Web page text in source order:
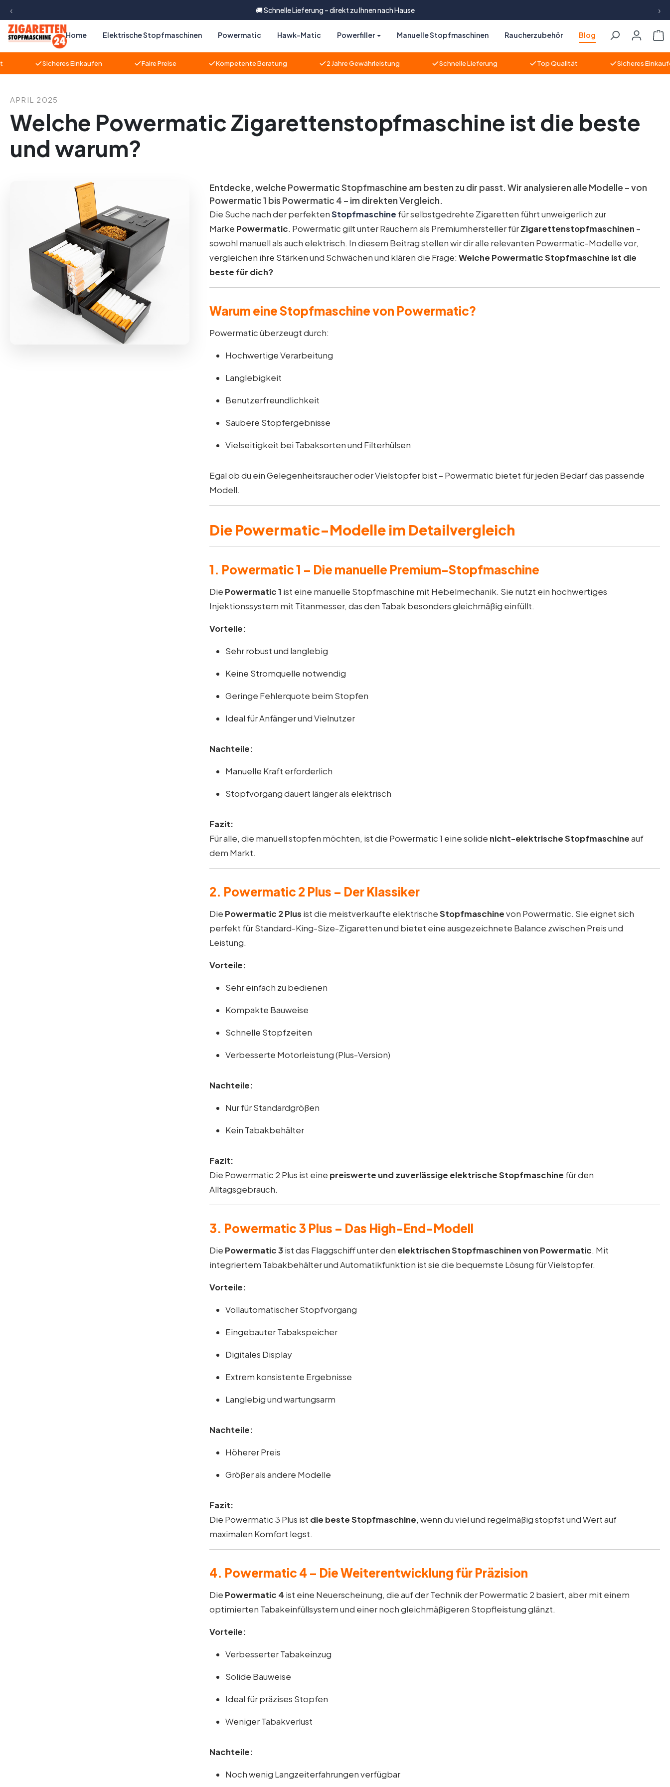
Hauptinhalt springen
Zur Suche springen
Zur Hauptnavigation springen
‹ 🚚 Schnelle Lieferung – direkt zu Ihnen nach Hause ›
Home Elektrische Stopfmaschinen Powermatic Hawk-Matic Powerfiller Manuelle Stopfmaschinen Raucherzubehör Blog
Sicheres Einkaufen Faire Preise Kompetente Beratung 2 Jahre Gewährleistung Schnelle Lieferung Top Qualität Sicheres Einkaufen
APRIL 2025
Welche Powermatic Zigarettenstopfmaschine ist die beste
und warum?
Entdecke, welche Powermatic Stopfmaschine am besten zu dir passt. Wir analysieren alle Modelle – von
Powermatic 1 bis Powermatic 4 – im direkten Vergleich.
Die Suche nach der perfektenStopfmaschine für selbstgedrehte Zigaretten führt unweigerlich zur
Marke Powermatic. Powermatic gilt unter Rauchern als Premiumhersteller fürZigarettenstopfmaschinen –
sowohl manuell als auch elektrisch. In diesem Beitrag stellen wir dir alle relevanten Powermatic-Modelle vor,
vergleichen ihre Stärken und Schwächen und klären die Frage: Welche Powermatic Stopfmaschine ist die
beste für dich?
Warum eine Stopfmaschine von Powermatic?
Powermatic überzeugt durch:
Hochwertige Verarbeitung
Langlebigkeit
Benutzerfreundlichkeit
Saubere Stopfergebnisse
Vielseitigkeit bei Tabaksorten und Filterhülsen
Egal ob du ein Gelegenheitsraucher oder Vielstopfer bist – Powermatic bietet für jeden Bedarf das passende
Modell.
Die Powermatic-Modelle im Detailvergleich
1. Powermatic 1 – Die manuelle Premium-Stopfmaschine
Die Powermatic 1 ist eine manuelle Stopfmaschine mit Hebelmechanik. Sie nutzt ein hochwertiges
Injektionssystem mit Titanmesser, das den Tabak besonders gleichmäßig einfüllt.
Vorteile:
Sehr robust und langlebig
Keine Stromquelle notwendig
Geringe Fehlerquote beim Stopfen
Ideal für Anfänger und Vielnutzer
Nachteile:
Manuelle Kraft erforderlich
Stopfvorgang dauert länger als elektrisch
Fazit:
Für alle, die manuell stopfen möchten, ist die Powermatic 1 eine solide nicht-elektrische Stopfmaschineauf
dem Markt.
2. Powermatic 2 Plus – Der Klassiker
Die Powermatic 2 Plus ist die meistverkaufte elektrischeStopfmaschinevon Powermatic. Sie eignet sich
perfekt für Standard-King-Size-Zigaretten und bietet eine ausgezeichnete Balance zwischen Preis und
Leistung.
Vorteile:
Sehr einfach zu bedienen
Kompakte Bauweise
Schnelle Stopfzeiten
Verbesserte Motorleistung (Plus-Version)
Nachteile:
Nur für Standardgrößen
Kein Tabakbehälter
Fazit:
Die Powermatic 2 Plus ist eine preiswerte und zuverlässige elektrische Stopfmaschine für den
Alltagsgebrauch.
3. Powermatic 3 Plus – Das High-End-Modell
Die Powermatic 3ist das Flaggschiff unter den elektrischen Stopfmaschinen von Powermatic. Mit
integriertem Tabakbehälter und Automatikfunktion ist sie die bequemste Lösung für Vielstopfer.
Vorteile:
Vollautomatischer Stopfvorgang
Eingebauter Tabakspeicher
Digitales Display
Extrem konsistente Ergebnisse
Langlebig und wartungsarm
Nachteile:
Höherer Preis
Größer als andere Modelle
Fazit:
Die Powermatic 3 Plus ist die beste Stopfmaschine, wenn du viel und regelmäßig stopfst und Wert auf
maximalen Komfort legst.
4. Powermatic 4 – Die Weiterentwicklung für Präzision
Die Powermatic 4 ist eine Neuerscheinung, die auf der Technik der Powermatic 2 basiert, aber mit einem
optimierten Tabakeinfüllsystem und einer noch gleichmäßigeren Stopfleistung glänzt.
Vorteile:
Verbesserter Tabakeinzug
Solide Bauweise
Ideal für präzises Stopfen
Weniger Tabakverlust
Nachteile:
Noch wenig Langzeiterfahrungen verfügbar